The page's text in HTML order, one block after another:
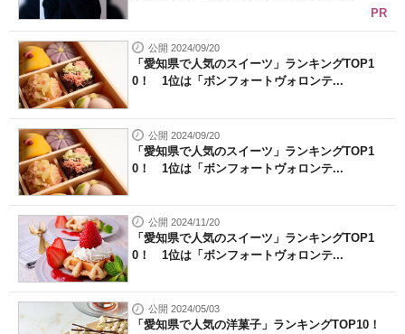
PR
公開 2024/09/20
「愛知県で人気のスイーツ」ランキングTOP1
0！ 1位は「ボンフォートヴォロンテ...
公開 2024/09/20
「愛知県で人気のスイーツ」ランキングTOP1
0！ 1位は「ボンフォートヴォロンテ...
公開 2024/11/20
「愛知県で人気のスイーツ」ランキングTOP1
0！ 1位は「ボンフォートヴォロンテ...
公開 2024/05/03
「愛知県で人気の洋菓子」ランキングTOP10！